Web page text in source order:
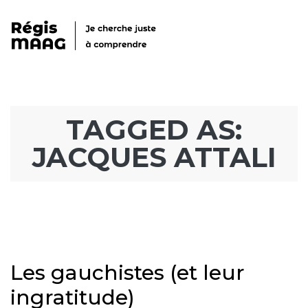
TAGGED AS:
JACQUES ATTALI
Les gauchistes (et leur
ingratitude)